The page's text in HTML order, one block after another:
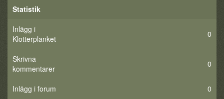
Statistik
Inlägg i
Klotterplanket
0
Skrivna
kommentarer
0
Inlägg i forum
0